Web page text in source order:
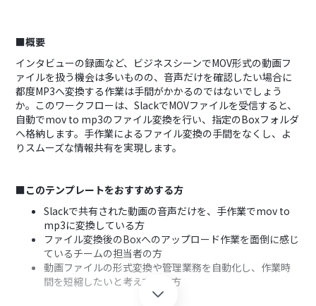
■概要
インタビューの録画など、ビジネスシーンでMOV形式の動画フ
ァイルを扱う機会は多いものの、音声だけを確認したい場合に
都度MP3へ変換する作業は手間がかかるのではないでしょう
か。このワークフローは、SlackでMOVファイルを受信すると、
自動でmov to mp3のファイル変換を行い、指定のBoxフォルダ
へ格納します。手作業によるファイル変換の手間をなくし、よ
りスムーズな情報共有を実現します。
■このテンプレートをおすすめする方
Slackで共有された動画の音声だけを、手作業でmov to
mp3に変換している方
ファイル変換後のBoxへのアップロード作業を面倒に感じ
ているチームの担当者の方
動画ファイルの形式変換や管理業務を自動化し、作業時
間を短縮したいと考えている方